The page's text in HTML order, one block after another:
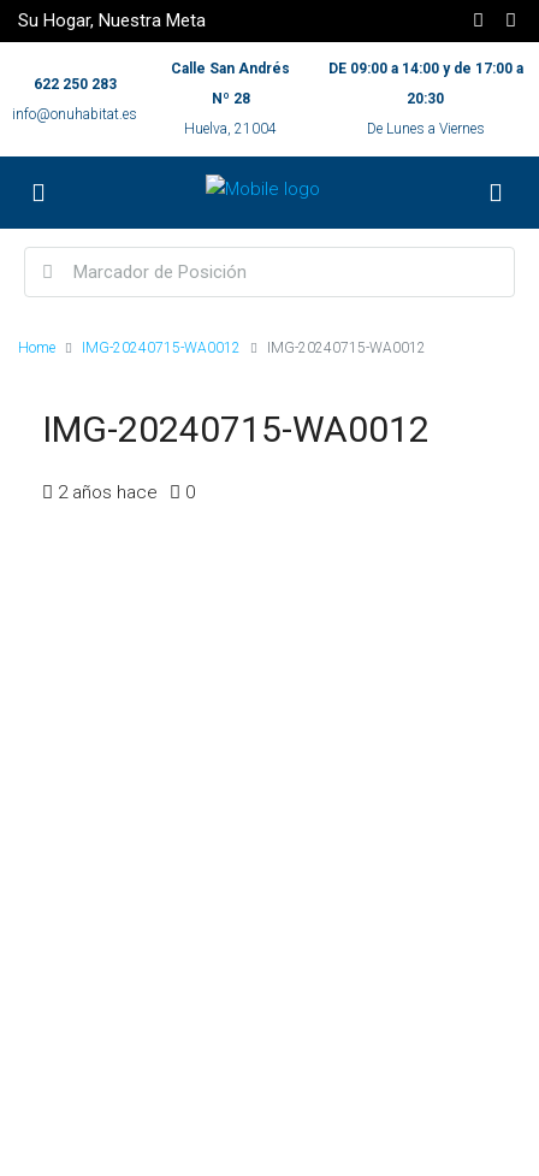
Su Hogar, Nuestra Meta
622 250 283
info@onuhabitat.es
Calle San Andrés
Nº 28
Huelva, 21004
DE 09:00 a 14:00 y de 17:00 a
20:30
De Lunes a Viernes
Home IMG-20240715-WA0012 IMG-20240715-WA0012
IMG-20240715-WA0012
2 años hace 0